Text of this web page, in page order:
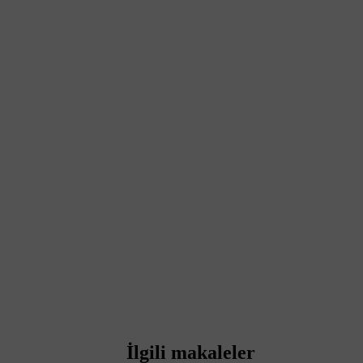
İlgili makaleler